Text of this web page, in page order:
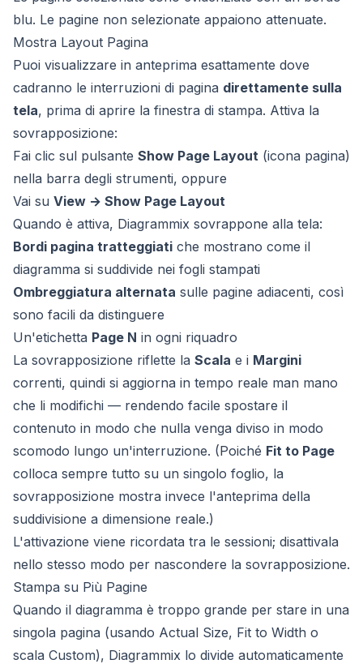
blu. Le pagine non selezionate appaiono attenuate.
Mostra Layout Pagina
Puoi visualizzare in anteprima esattamente dove
cadranno le interruzioni di pagina direttamente sulla
tela, prima di aprire la finestra di stampa. Attiva la
sovrapposizione:
Fai clic sul pulsante Show Page Layout (icona pagina)
nella barra degli strumenti, oppure
Vai su View → Show Page Layout
Quando è attiva, Diagrammix sovrappone alla tela:
Bordi pagina tratteggiati che mostrano come il
diagramma si suddivide nei fogli stampati
Ombreggiatura alternata sulle pagine adiacenti, così
sono facili da distinguere
Un'etichetta Page N in ogni riquadro
La sovrapposizione riflette la Scala e i Margini
correnti, quindi si aggiorna in tempo reale man mano
che li modifichi — rendendo facile spostare il
contenuto in modo che nulla venga diviso in modo
scomodo lungo un'interruzione. (Poiché Fit to Page
colloca sempre tutto su un singolo foglio, la
sovrapposizione mostra invece l'anteprima della
suddivisione a dimensione reale.)
L'attivazione viene ricordata tra le sessioni; disattivala
nello stesso modo per nascondere la sovrapposizione.
Stampa su Più Pagine
Quando il diagramma è troppo grande per stare in una
singola pagina (usando Actual Size, Fit to Width o
scala Custom), Diagrammix lo divide automaticamente